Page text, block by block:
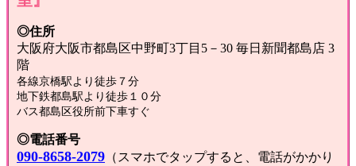
◎住所
大阪府大阪市都島区中野町3丁目5－30 毎日新聞都島店 3
階
各線京橋駅より徒歩７分
地下鉄都島駅より徒歩１０分
バス都島区役所前下車すぐ
◎電話番号
090-8658-2079 （スマホでタップすると、電話がかかり